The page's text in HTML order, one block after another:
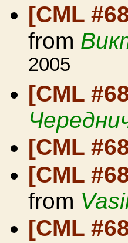
[CML
from
2005
[CML
[CML
[CML
from
[CML